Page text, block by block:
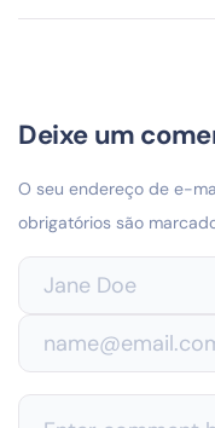
Deixe um
O seu endereço de e-
obrigatórios são